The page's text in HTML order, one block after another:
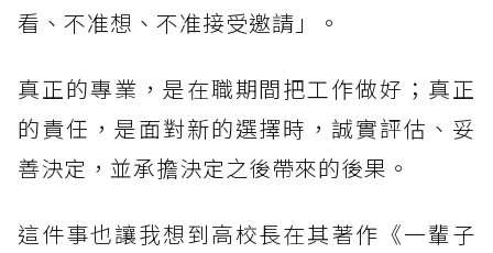
看、不准想、不准接受邀請」。
真正的專業，是在職期間把工作做好；真正
的責任，是面對新的選擇時，誠實評估、妥
善決定，並承擔決定之後帶來的後果。
這件事也讓我想到高校長在其著作《一輩子